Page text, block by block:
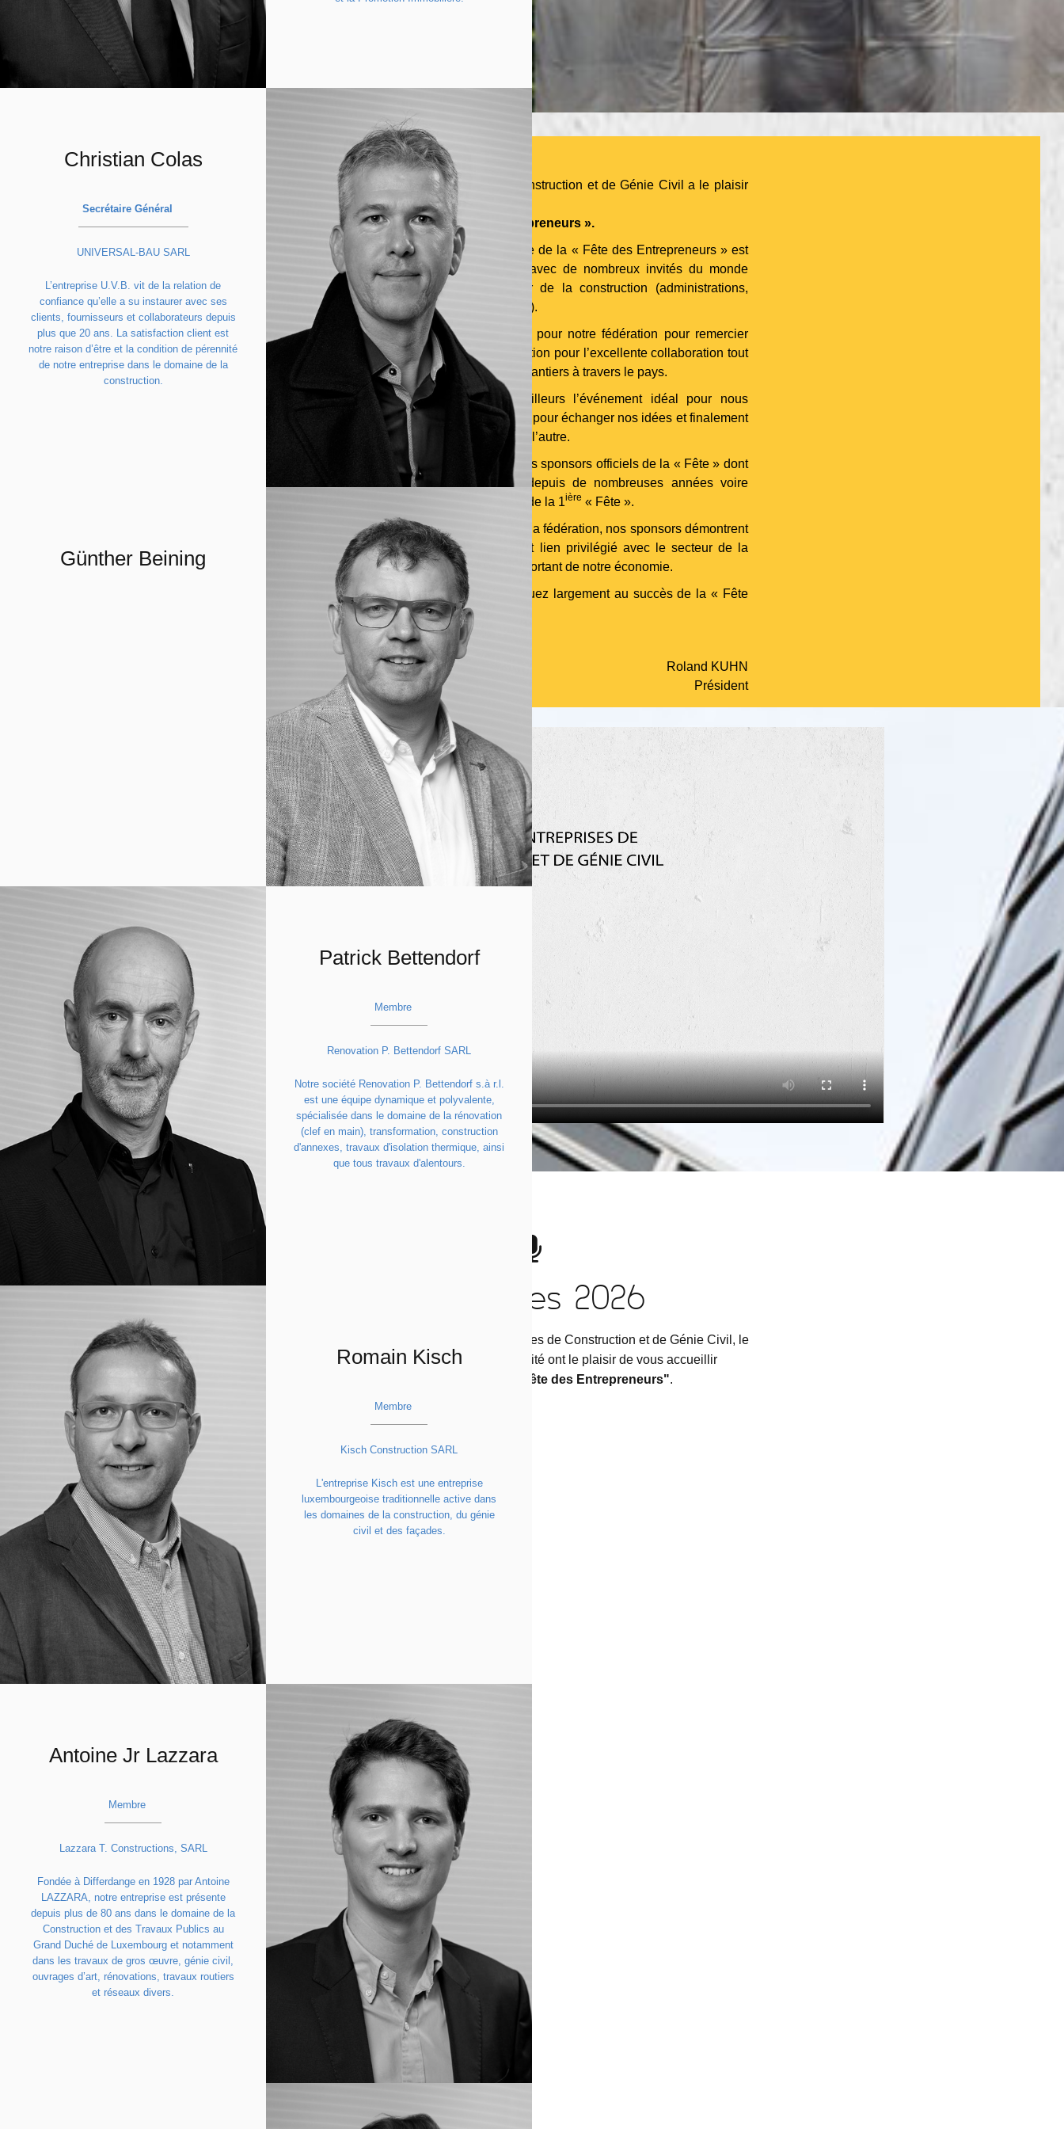
La Fédération des Entreprises de Construction et de Génie Civil a le plaisir
de vous accueillir à sa
eme édition de la « Fête des Entrepreneurs ».
L’organisation désormais traditionnelle de la « Fête des Entrepreneurs » est
année par année un grand succès avec de nombreux invités du monde
politique, économique et du secteur de la construction (administrations,
architects, ingénieurs et entrepreneurs).
La « Fête » est la plateforme idéale pour notre fédération pour remercier
l’ensemble des acteurs de la construction pour l’excellente collaboration tout
au long de l’année sur les multiples chantiers à travers le pays.
Cette manifestation constitue par ailleurs l’événement idéal pour nous
rencontrer dans un cadre décontracté, pour échanger nos idées et finalement
pour mieux faire connaissance l’un de l’autre.
Nous tenons également à remercier les sponsors officiels de la « Fête » dont
la plupart supportent la fédération depuis de nombreuses années voire
depuis 2001, année de l’organisation de la 1ière « Fête ».
En tant que partenaires privilégiés de la fédération, nos sponsors démontrent
année par année leur attachement et lien privilégié avec le secteur de la
construction qui constitue un pilier important de notre économie.
Merci, par votre soutien, vous contribuez largement au succès de la « Fête
des Entrepreneurs » !
Roland KUHN
Président
Vos Hôtes 2026
Au nom de la Fédération des Entreprises de Construction et de Génie Civil, le
président et les membres du comité ont le plaisir de vous accueillir
à la 23e édition de la "Fête des Entrepreneurs".
Christian Colas
Secrétaire Général
UNIVERSAL-BAU SARL
L’entreprise U.V.B. vit de la relation de
confiance qu’elle a su instaurer avec ses
clients, fournisseurs et collaborateurs depuis
plus que 20 ans. La satisfaction client est
notre raison d’être et la condition de pérennité
de notre entreprise dans le domaine de la
construction.
Günther Beining
Patrick Bettendorf
Membre
Renovation P. Bettendorf SARL
Notre société Renovation P. Bettendorf s.à r.l.
est une équipe dynamique et polyvalente,
spécialisée dans le domaine de la rénovation
(clef en main), transformation, construction
d'annexes, travaux d'isolation thermique, ainsi
que tous travaux d'alentours.
Romain Kisch
Membre
Kisch Construction SARL
L'entreprise Kisch est une entreprise
luxembourgeoise traditionnelle active dans
les domaines de la construction, du génie
civil et des façades.
Antoine Jr Lazzara
Membre
Lazzara T. Constructions, SARL
Fondée à Differdange en 1928 par Antoine
LAZZARA, notre entreprise est présente
depuis plus de 80 ans dans le domaine de la
Construction et des Travaux Publics au
Grand Duché de Luxembourg et notamment
dans les travaux de gros œuvre, génie civil,
ouvrages d’art, rénovations, travaux routiers
et réseaux divers.